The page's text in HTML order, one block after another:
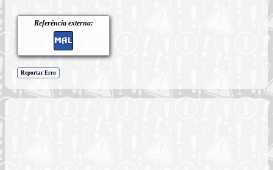
Referência externa:
Reportar Erro